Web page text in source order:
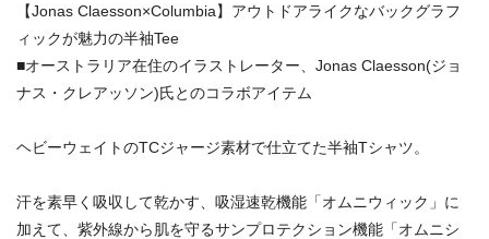
【Jonas Claesson×Columbia】アウトドアライクなバックグラフ
ィックが魅力の半袖Tee
■オーストラリア在住のイラストレーター、Jonas Claesson(ジョ
ナス・クレアッソン)氏とのコラボアイテム
ヘビーウェイトのTCジャージ素材で仕立てた半袖Tシャツ。
汗を素早く吸収して乾かす、吸湿速乾機能「オムニウィック」に
加えて、紫外線から肌を守るサンプロテクション機能「オムニシ